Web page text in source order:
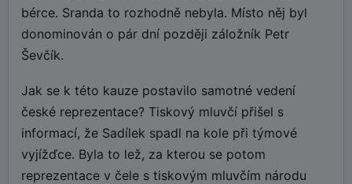
bérce. Sranda to rozhodně nebyla. Místo něj byl
donominován o pár dní později záložník Petr
Ševčík.
Jak se k této kauze postavilo samotné vedení
české reprezentace? Tiskový mluvčí přišel s
informací, že Sadílek spadl na kole při týmové
vyjížďce. Byla to lež, za kterou se potom
reprezentace v čele s tiskovým mluvčím národu